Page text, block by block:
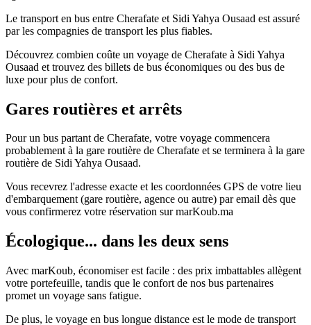
Le transport en bus entre Cherafate et Sidi Yahya Ousaad est assuré
par les compagnies de transport les plus fiables.
Découvrez combien coûte un voyage de Cherafate à Sidi Yahya
Ousaad et trouvez des billets de bus économiques ou des bus de
luxe pour plus de confort.
Gares routières et arrêts
Pour un bus partant de Cherafate, votre voyage commencera
probablement à la gare routière de Cherafate et se terminera à la gare
routière de Sidi Yahya Ousaad.
Vous recevrez l'adresse exacte et les coordonnées GPS de votre lieu
d'embarquement (gare routière, agence ou autre) par email dès que
vous confirmerez votre réservation sur marKoub.ma
Écologique... dans les deux sens
Avec marKoub, économiser est facile : des prix imbattables allègent
votre portefeuille, tandis que le confort de nos bus partenaires
promet un voyage sans fatigue.
De plus, le voyage en bus longue distance est le mode de transport